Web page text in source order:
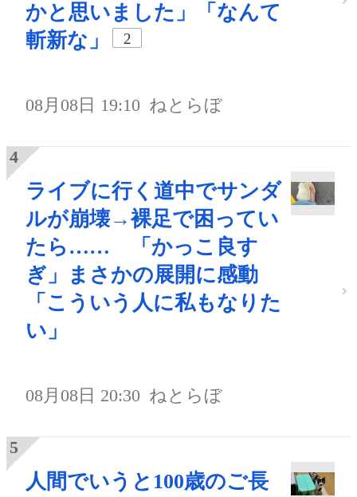
かと思いました」「なんて
斬新な」
2
08月08日 19:10 ねとらぼ
ライブに行く道中でサンダ
ルが崩壊→裸足で困ってい
たら…… 「かっこ良す
ぎ」まさかの展開に感動
「こういう人に私もなりた
い」
08月08日 20:30 ねとらぼ
人間でいうと100歳のご長